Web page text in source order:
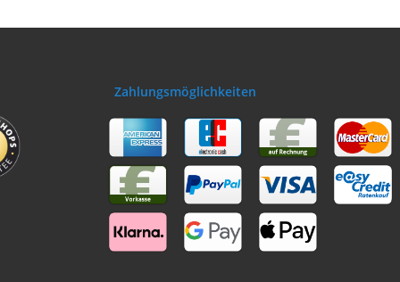
Zahlungsmöglichkeiten